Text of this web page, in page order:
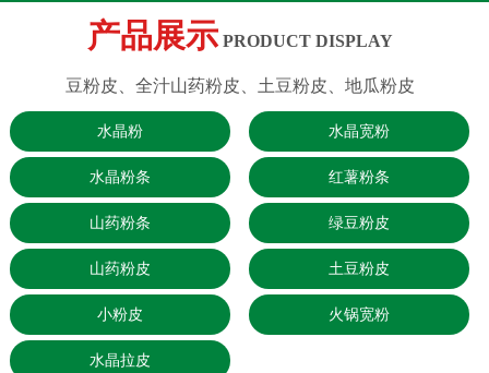
产品展示PRODUCT DISPLAY
豆粉皮、全汁山药粉皮、土豆粉皮、地瓜粉皮
水晶粉 水晶宽粉
水晶粉条 红薯粉条
山药粉条 绿豆粉皮
山药粉皮 土豆粉皮
小粉皮 火锅宽粉
水晶拉皮